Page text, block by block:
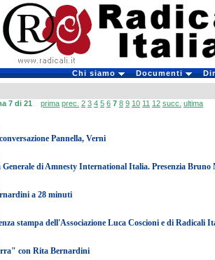
Chi siamo Documenti
7 di 21 prima prec. 2 3 4 5 6 7 8 9 10 11 12 succ. ultima
Pannella, Verni
di Amnesty International Italia. Presenzia Bruno
a 28 minuti
stampa dell'Associazione Luca Coscioni e di Radicali
con Rita Bernardini